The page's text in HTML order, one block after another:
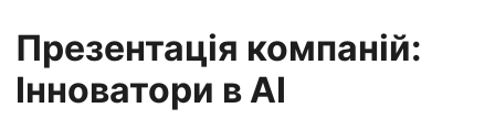
Презентація компаній:
Інноватори в AI